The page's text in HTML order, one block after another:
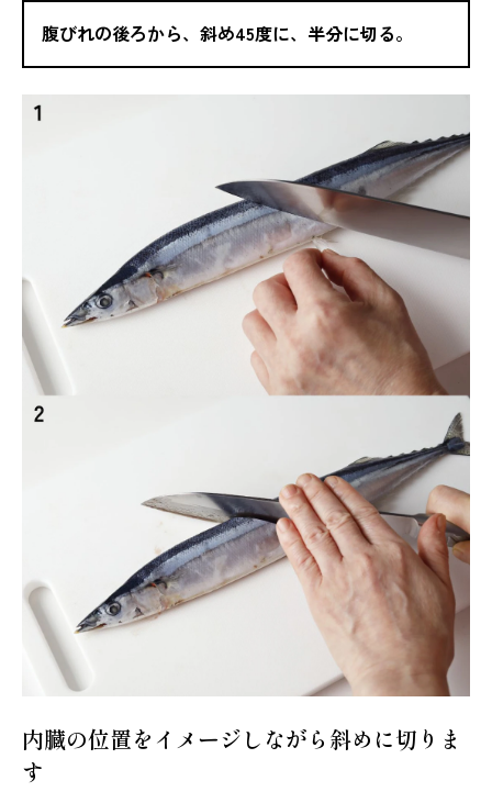
腹びれの後ろから、斜め45度に、半分に切る。
内臓の位置をイメージしながら斜めに切りま
す